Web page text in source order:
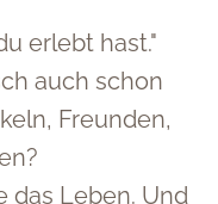
erlebt hast."
auch schon
Freunden,
das Leben. Und